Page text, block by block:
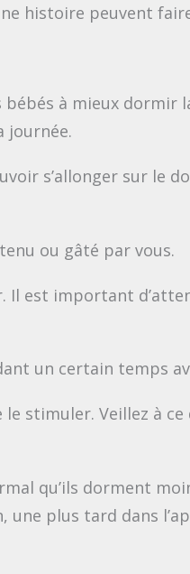
histoire peuvent
à mieux dormir
journée.
s’allonger sur le
ou gâté par vous.
est important
un certain temps
stimuler. Veillez à ce
qu’ils dorment
plus tard dans